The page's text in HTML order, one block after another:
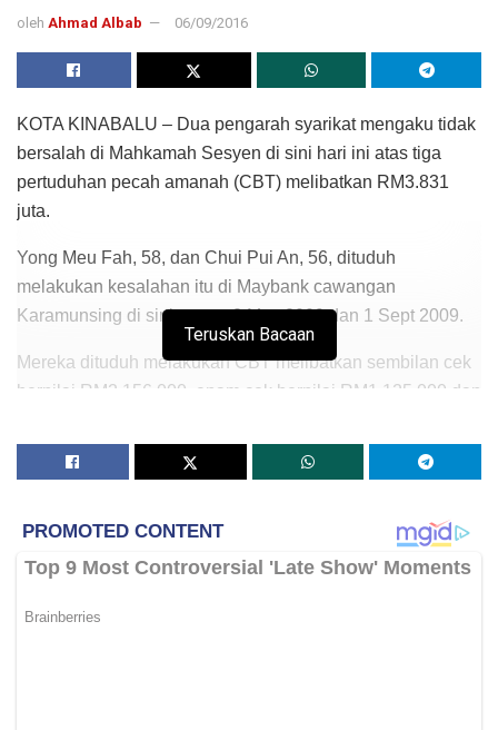
oleh Ahmad Albab 06/09/2016
KOTA KINABALU – Dua pengarah syarikat mengaku tidak
bersalah di Mahkamah Sesyen di sini hari ini atas tiga
pertuduhan pecah amanah (CBT) melibatkan RM3.831
juta.
Yong Meu Fah, 58, dan Chui Pui An, 56, dituduh
melakukan kesalahan itu di Maybank cawangan
Karamunsing di sini antara 2 Mac 2009 dan 1 Sept 2009.
Mereka dituduh melakukan CBT melibatkan sembilan cek
bernilai RM2,156,000, enam cek bernilai RM1,125,000 dan
Mereka didakwa mengikut Seksyen 409 Kanun Keseksaan
dengan sebatan dan boleh didenda jika sabit kesalahan.
Hakim Ainul Shahrin Mohamad menetapkan ikan jamin
Teruskan Bacaan